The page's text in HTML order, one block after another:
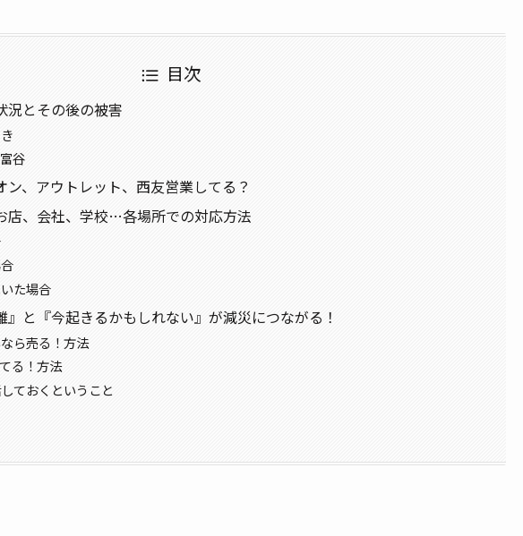
目次
況とその後の被害
谷
ン、アウトレット、西友営業してる？
店、会社、学校…各場所での対応方法
た場合
』と『今起きるかもしれない』が減災につながる！
ら売る！方法
る！方法
ておくということ